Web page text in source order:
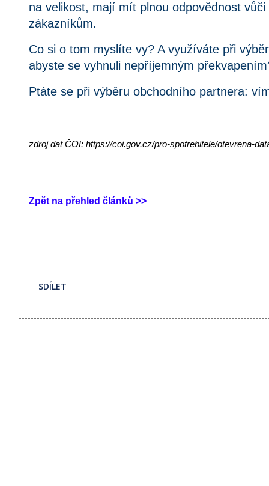
na velikost, mají mít plnou odpovědnost vůči
zákazníkům.
Co si o tom myslíte vy? A využíváte při
abyste se vyhnuli nepříjemným
Ptáte se při výběru obchodního partnera:
zdroj dat ČOI: https://coi.gov.cz/pro-spotrebitele/otevrena-
Zpět na přehled článků >>
SDÍLET